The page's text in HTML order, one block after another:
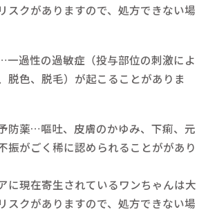
スクがありますので、処方できない場
一過性の過敏症（投与部位の刺激によ
脱色、脱毛）が起こることがありま
防薬…嘔吐、皮膚のかゆみ、下痢、元
振がごく稀に認められることががあり
に現在寄生されているワンちゃんは大
スクがありますので、処方できない場